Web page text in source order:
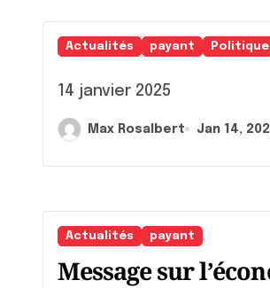
Actualités payant Politique
14 janvier 2025
Max Rosalbert Jan 14,
Actualités payant
Message sur